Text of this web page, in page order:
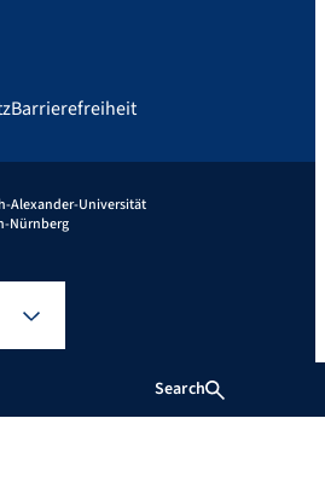
Search
Barrierefreiheit
Alexander-Universität
Nürnberg